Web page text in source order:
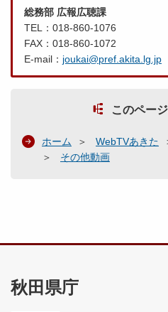
総務部 広報広聴課
TEL：018-860-1076
FAX：018-860-1072
E-mail： joukai@pref.akita.lg.jp
このペー
ホーム WebTVあきた
その他動画
秋田県庁